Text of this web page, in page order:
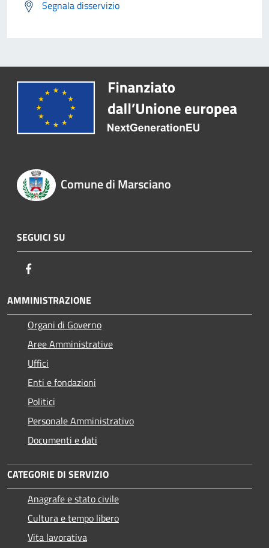
Segnala disservizio
Comune di Marsciano
SEGUICI SU
AMMINISTRAZIONE
Organi di Governo
Aree Amministrative
Uffici
Enti e fondazioni
Politici
Personale Amministrativo
Documenti e dati
CATEGORIE DI SERVIZIO
Anagrafe e stato civile
Cultura e tempo libero
Vita lavorativa